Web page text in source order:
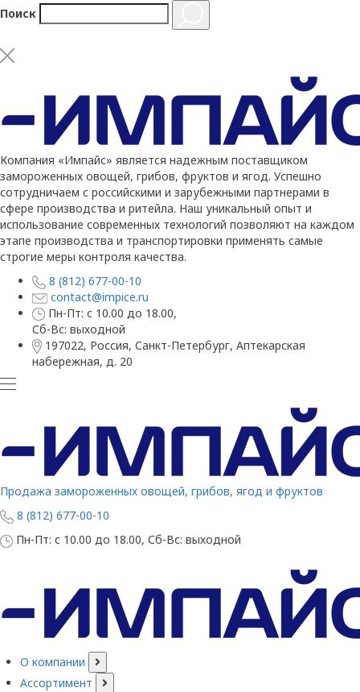
Поиск
Компания «Импайс» является надежным поставщиком
замороженных овощей, грибов, фруктов и ягод. Успешно
сотрудничаем с российскими и зарубежными партнерами в
сфере производства и ритейла. Наш уникальный опыт и
использование современных технологий позволяют на каждом
этапе производства и транспортировки применять самые
строгие меры контроля качества.
8 (812) 677-00-10
contact@impice.ru
Пн-Пт: с 10.00 до 18.00,
Сб-Вс: выходной
197022, Россия, Санкт-Петербург, Аптекарская
набережная, д. 20
Продажа замороженных овощей, грибов, ягод и фруктов
8 (812) 677-00-10
Пн-Пт: с 10.00 до 18.00, Сб-Вс: выходной
О компании
Ассортимент